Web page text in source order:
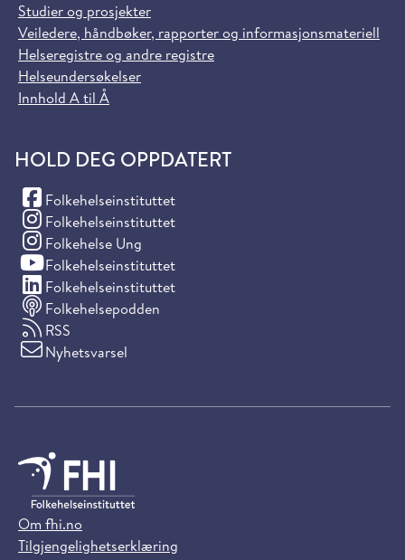
Studier og prosjekter
Veiledere, håndbøker, rapporter og informasjonsmateriell
Helseregistre og andre registre
Helseundersøkelser
Innhold A til Å
HOLD DEG OPPDATERT
Folkehelseinstituttet
(Facebook)
Folkehelseinstituttet
(Instagram)
Folkehelse Ung
(Instagram)
Folkehelseinstituttet
(YouTube)
Folkehelseinstituttet
(LinkedIn)
Folkehelsepodden
RSS
Nyhetsvarsel
Om fhi.no
Tilgjengelighetserklæring